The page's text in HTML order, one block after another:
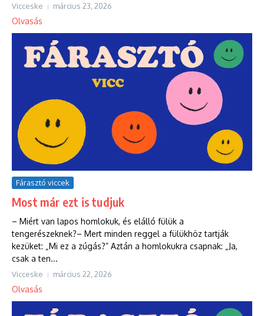
Vicceske március 23, 2026
Olvasás
Fárasztó viccek
Most már ezt is tudjuk
– Miért van lapos homlokuk, és elálló fülük a
tengerészeknek?– Mert minden reggel a fülükhöz tartják
kezüket: „Mi ez a zúgás?” Aztán a homlokukra csapnak: „Ja,
csak a ten...
Vicceske március 22, 2026
Olvasás